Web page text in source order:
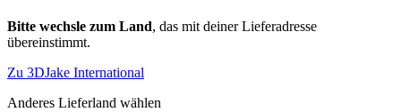
Bitte wechsle zum Land, das mit deiner Lieferadresse
übereinstimmt.
Zu 3DJake International
Anderes Lieferland wählen